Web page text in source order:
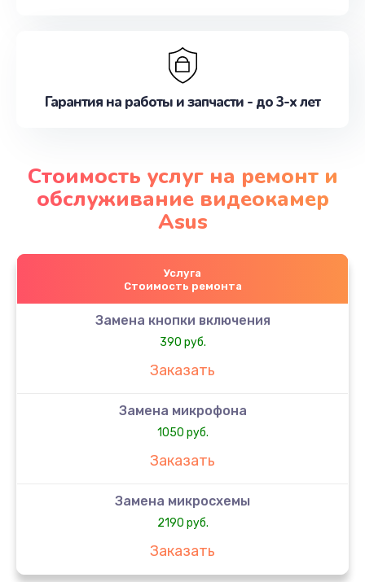
Гарантия на работы и запчасти - до 3-х лет
Стоимость услуг на ремонт и
обслуживание видеокамер
Asus
Услуга
Стоимость ремонта
Замена кнопки включения
390 руб.
Заказать
Замена микрофона
1050 руб.
Заказать
Замена микросхемы
2190 руб.
Заказать